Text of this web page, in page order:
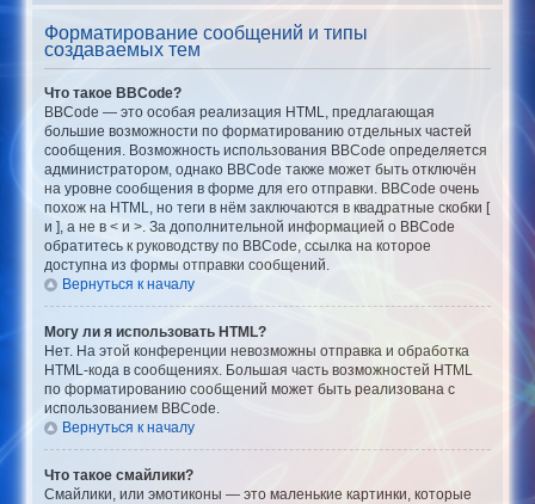
Форматирование сообщений и типы
создаваемых тем
Что такое BBCode?
BBCode — это особая реализация HTML, предлагающая
большие возможности по форматированию отдельных частей
сообщения. Возможность использования BBCode определяется
администратором, однако BBCode также может быть отключён
на уровне сообщения в форме для его отправки. BBCode очень
похож на HTML, но теги в нём заключаются в квадратные скобки [
и ], а не в < и >. За дополнительной информацией о BBCode
обратитесь к руководству по BBCode, ссылка на которое
доступна из формы отправки сообщений.
Вернуться к началу
Могу ли я использовать HTML?
Нет. На этой конференции невозможны отправка и обработка
HTML-кода в сообщениях. Большая часть возможностей HTML
по форматированию сообщений может быть реализована с
использованием BBCode.
Вернуться к началу
Что такое смайлики?
Смайлики, или эмотиконы — это маленькие картинки, которые